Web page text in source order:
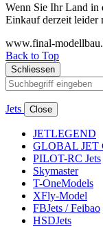
Wenn Sie Ihr Land in
Einkauf derzeit leider
www.final-
Back to Top
Schliessen
Jets Close
JETLEGEND
GLOBAL JET
PILOT-RC Jets
Skymaster
T-OneModels
XFly-Model
FBJets / Feibao
HSDJets